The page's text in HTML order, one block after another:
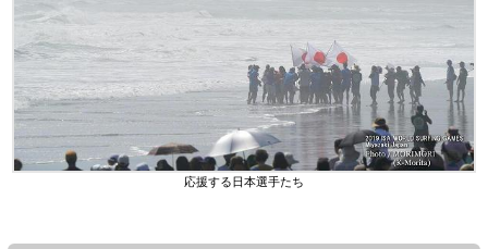
応援する日本選手たち